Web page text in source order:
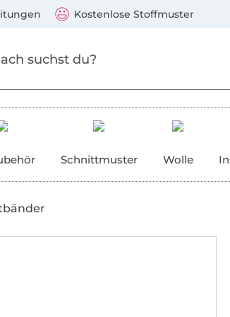
Kostenlose Stoffmuster
Schnittmuster Wolle
Mastercard, PayPal, Giropay, Kauf